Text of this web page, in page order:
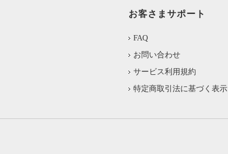
お客さまサポート
FAQ
お問い合わせ
サービス利用規約
特定商取引法に基づく表示